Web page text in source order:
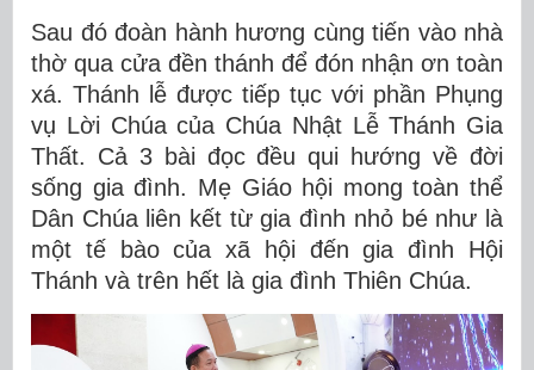
Sau đó đoàn hành hương cùng tiến vào nhà
thờ qua cửa đền thánh để đón nhận ơn toàn
xá. Thánh lễ được tiếp tục với phần Phụng
vụ Lời Chúa của Chúa Nhật Lễ Thánh Gia
Thất. Cả 3 bài đọc đều qui hướng về đời
sống gia đình. Mẹ Giáo hội mong toàn thể
Dân Chúa liên kết từ gia đình nhỏ bé như là
một tế bào của xã hội đến gia đình Hội
Thánh và trên hết là gia đình Thiên Chúa.